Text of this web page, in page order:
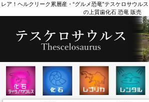
レア！ヘルクリーク累層産・“グルメ恐竜”テスケロサウル
の上質歯化石 恐竜 販売